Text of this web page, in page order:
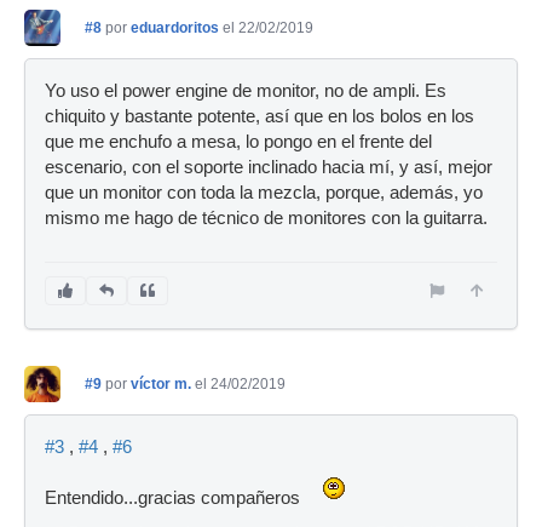
#8 por eduardoritos el 22/02/2019
Yo uso el power engine de monitor, no de ampli. Es
chiquito y bastante potente, así que en los bolos en los
que me enchufo a mesa, lo pongo en el frente del
escenario, con el soporte inclinado hacia mí, y así, mejor
que un monitor con toda la mezcla, porque, además, yo
mismo me hago de técnico de monitores con la guitarra.
#9 por víctor m. el 24/02/2019
#3 , #4 , #6
Entendido...gracias compañeros